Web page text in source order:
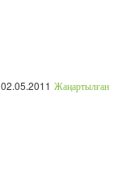
02.05.2011 Жаңартылған